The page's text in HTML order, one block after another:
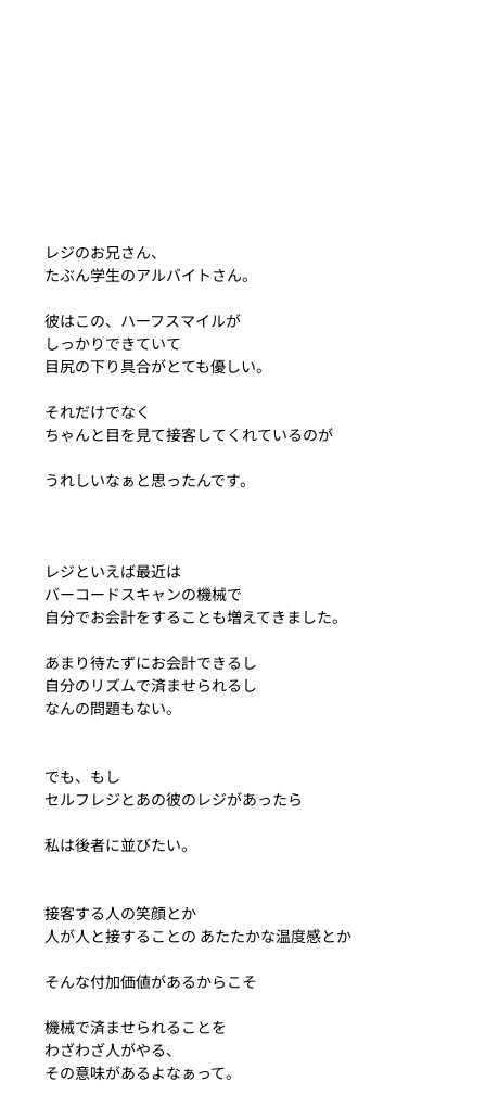
レジのお兄さん、
たぶん学生のアルバイトさん。
彼はこの、ハーフスマイルが
しっかりできていて
目尻の下り具合がとても優しい。
それだけでなく
ちゃんと目を見て接客してくれているのが
うれしいなぁと思ったんです。
レジといえば最近は
バーコードスキャンの機械で
自分でお会計をすることも増えてきました。
あまり待たずにお会計できるし
自分のリズムで済ませられるし
なんの問題もない。
でも、もし
セルフレジとあの彼のレジがあったら
私は後者に並びたい。
接客する人の笑顔とか
人が人と接することの あたたかな温度感とか
そんな付加価値があるからこそ
機械で済ませられることを
わざわざ人がやる、
その意味があるよなぁって。